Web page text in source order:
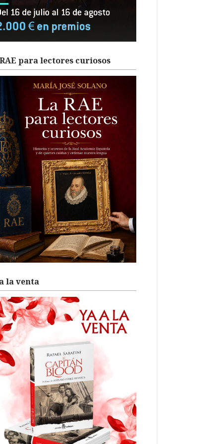
para lectores curiosos
la venta